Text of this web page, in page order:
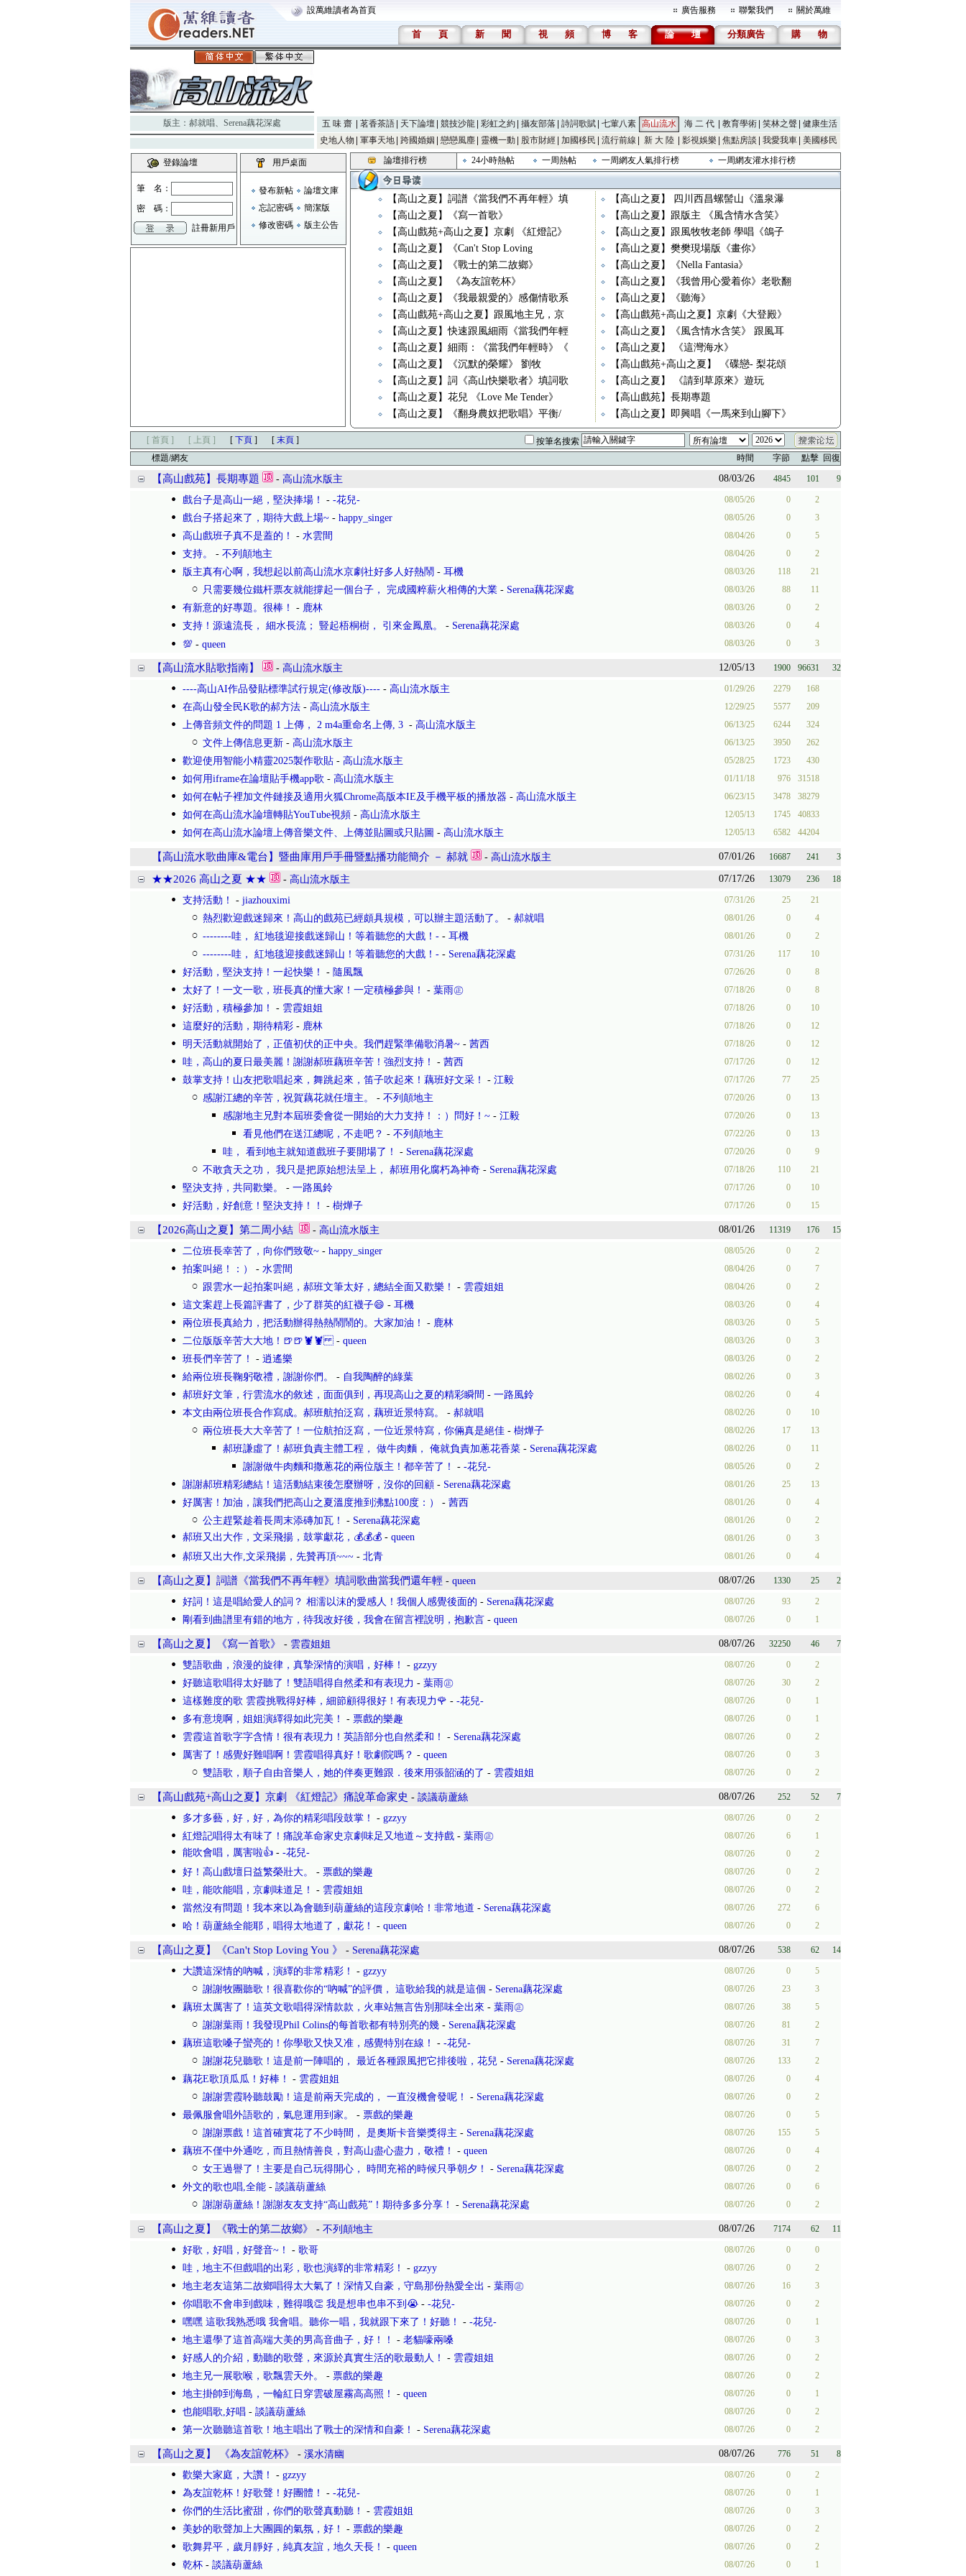
設萬維讀者為首頁 廣告服務 聯繫我們 關於萬維
首 頁 新 聞 視 頻 博 客 論 壇 分類廣告 購 物
版主： 郝就唱、 Serena藕花深處 五 味 齋 茗香茶語 天下論壇 競技沙龍 彩虹之約 攝友部落 詩詞歌賦 七葷八素 高山流水 海 二 代 教育學術 笑林之聲 健康生活
史地人物
軍事天地 跨國婚姻 戀戀風塵 靈機一動 股市財經 加國移民 流行前線 新 大 陸 影視娛樂 焦點房談 我愛我車 美國移民
登錄論壇
筆 名：
密 碼：
註冊新用戶
用戶桌面
發布新帖
論壇文庫
忘記密碼
簡潔版
修改密碼
版主公告
論壇排行榜 24小時熱帖 一周熱帖 一周網友人氣排行榜 一周網友灌水排行榜
【高山之夏】詞譜《當我們不再年輕》填
【高山之夏】 四川西昌螺髻山《溫泉瀑
【高山之夏】《寫一首歌》
【高山之夏】跟版主 《風含情水含笑》
【高山戲苑+高山之夏】京劇 《紅燈記》
【高山之夏】跟風牧牧老師 學唱《鴿子
【高山之夏】《Can't Stop Loving
【高山之夏】樊樊現場版《畫你》
【高山之夏】《戰士的第二故鄉》
【高山之夏】《Nella Fantasia》
【高山之夏】 《為友誼乾杯》
【高山之夏】《我曾用心愛着你》老歌翻
【高山之夏】《我最親愛的》感傷情歌系
【高山之夏】《聽海》
【高山戲苑+高山之夏】跟風地主兄，京
【高山戲苑+高山之夏】京劇《大登殿》
【高山之夏】快速跟風細雨《當我們年輕
【高山之夏】《風含情水含笑》 跟風耳
【高山之夏】細雨：《當我們年輕時》《
【高山之夏】 《這灣海水》
【高山之夏】《沉默的榮耀》 劉牧
【高山戲苑+高山之夏】 《碟戀- 梨花頌
【高山之夏】詞《高山快樂歌者》填詞歌
【高山之夏】 《請到草原來》遊玩
【高山之夏】花兒 《Love Me Tender》
【高山戲苑】長期專題
【高山之夏】《翻身農奴把歌唱》平衡/
【高山之夏】即興唱《一馬來到山腳下》
[ 首頁 ] [ 上頁 ] [ 下頁 ] [ 末頁 ]
按筆名搜索
標題/網友
時間 字節 點擊 回復
【高山戲苑】長期專題 - 高山流水版主 08/03/26 4845 101 9
戲台子是高山一絕，堅決捧場！ - -花兒- 08/05/26 0 2
戲台子搭起來了，期待大戲上場~ - happy_singer 08/05/26 0 3
高山戲班子真不是蓋的！ - 水雲間 08/04/26 0 5
支持。 - 不列顛地主 08/04/26 0 2
版主真有心啊，我想起以前高山流水京劇社好多人好熱鬧 - 耳機 08/03/26 118 21
只需要幾位鐵杆票友就能撐起一個台子， 完成國粹薪火相傳的大業 - Serena藕花深處 08/03/26 88 11
有新意的好專題。很棒！ - 鹿林 08/03/26 0 2
支持！源遠流長， 細水長流； 豎起梧桐樹， 引來金鳳凰。 - Serena藕花深處 08/03/26 0 4
💯 - queen 08/03/26 0 3
【高山流水貼歌指南】 - 高山流水版主 12/05/13 1900 96631 32
----高山AI作品發貼標準試行規定(修改版)---- - 高山流水版主 01/29/26 2279 168
在高山發全民K歌的郝方法 - 高山流水版主 12/29/25 5577 209
上傳音頻文件的問題 1 上傳， 2 m4a重命名上傳, 3 - 高山流水版主 06/13/25 6244 324
文件上傳信息更新 - 高山流水版主 06/13/25 3950 262
歡迎使用智能小精靈2025製作歌貼 - 高山流水版主 05/28/25 1723 430
如何用iframe在論壇貼手機app歌 - 高山流水版主 01/11/18 976 31518
如何在帖子裡加文件鏈接及適用火狐Chrome高版本IE及手機平板的播放器 - 高山流水版主 06/23/15 3478 38279
如何在高山流水論壇轉貼YouTube視頻 - 高山流水版主 12/05/13 1745 40833
如何在高山流水論壇上傳音樂文件、上傳並貼圖或只貼圖 - 高山流水版主 12/05/13 6582 44204
【高山流水歌曲庫&電台】暨曲庫用戶手冊暨點播功能簡介 － 郝就 - 高山流水版主 07/01/26 16687 241 3
★★2026 高山之夏 ★★ - 高山流水版主 07/17/26 13079 236 18
支持活動！ - jiazhouximi 07/31/26 25 21
熱烈歡迎戲迷歸來！高山的戲苑已經頗具規模，可以辦主題活動了。 - 郝就唱 08/01/26 0 4
--------哇， 紅地毯迎接戲迷歸山！等着聽您的大戲！- - 耳機 08/01/26 0 2
--------哇， 紅地毯迎接戲迷歸山！等着聽您的大戲！- - Serena藕花深處 07/31/26 117 10
好活動，堅決支持！一起快樂！ - 隨風飄 07/26/26 0 8
太好了！一文一歌，班長真的懂大家！一定積極參與！ - 葉雨㊣ 07/18/26 0 8
好活動，積極參加！ - 雲霞姐姐 07/18/26 0 10
這麼好的活動，期待精彩 - 鹿林 07/18/26 0 12
明天活動就開始了，正值初伏的正中央。我們趕緊準備歌消暑~ - 茜西 07/18/26 0 12
哇，高山的夏日最美麗！謝謝郝班藕班辛苦！強烈支持！ - 茜西 07/17/26 0 12
鼓掌支持！山友把歌唱起來，舞跳起來，笛子吹起來！藕班好文采！ - 江毅 07/17/26 77 25
感謝江總的辛苦，祝賀藕花就任壇主。 - 不列顛地主 07/20/26 0 13
感謝地主兄對本屆班委會從一開始的大力支持！：）問好！~ - 江毅 07/20/26 0 13
看見他們在送江總呢，不走吧？ - 不列顛地主 07/22/26 0 13
哇， 看到地主就知道戲班子要開場了！ - Serena藕花深處 07/20/26 0 9
不敢貪天之功， 我只是把原始想法呈上， 郝班用化腐朽為神奇 - Serena藕花深處 07/18/26 110 21
堅決支持，共同歡樂。 - 一路風鈴 07/17/26 0 10
好活動，好創意！堅決支持！！ - 樹燁子 07/17/26 0 15
【2026高山之夏】第二周小結 - 高山流水版主 08/01/26 11319 176 15
二位班長幸苦了，向你們致敬~ - happy_singer 08/05/26 0 2
拍案叫絕！：） - 水雲間 08/04/26 0 7
跟雲水一起拍案叫絕，郝班文筆太好，總結全面又歡樂！ - 雲霞姐姐 08/04/26 0 2
這文案趕上長篇評書了，少了群英的紅襪子😄 - 耳機 08/03/26 0 4
兩位班長真給力，把活動辦得熱熱鬧鬧的。大家加油！ - 鹿林 08/03/26 0 5
二位版版辛苦大大地！🍺🍺🦞🦞 - queen 08/03/26 0 3
班長們辛苦了！ - 逍遙樂 08/03/26 0 2
給兩位班長鞠躬敬禮，謝謝你們。 - 自我陶醉的綠葉 08/02/26 0 3
郝班好文筆，行雲流水的敘述，面面俱到，再現高山之夏的精彩瞬間 - 一路風鈴 08/02/26 0 4
本文由兩位班長合作寫成。郝班航拍泛寫，藕班近景特寫。 - 郝就唱 08/02/26 0 10
兩位班長大大辛苦了！一位航拍泛寫，一位近景特寫，你倆真是絕佳 - 樹燁子 08/02/26 17 13
郝班謙虛了！郝班負責主體工程， 做牛肉麵， 俺就負責加蔥花香菜 - Serena藕花深處 08/02/26 0 11
謝謝做牛肉麵和撒蔥花的兩位版主！都辛苦了！ - -花兒- 08/05/26 0 2
謝謝郝班精彩總結！這活動結束後怎麼辦呀，沒你的回顧 - Serena藕花深處 08/01/26 25 13
好厲害！加油，讓我們把高山之夏溫度推到沸點100度：） - 茜西 08/01/26 0 4
公主趕緊趁着長周末添磚加瓦！ - Serena藕花深處 08/01/26 0 2
郝班又出大作，文采飛揚，鼓掌獻花，💰💰💰 - queen 08/01/26 0 3
郝班又出大作,文采飛揚，先贊再頂~~~ - 北青 08/01/26 0 4
【高山之夏】詞譜《當我們不再年輕》填詞歌曲當我們還年輕 - queen 08/07/26 1330 25 2
好詞！這是唱給愛人的詞？ 相濡以沫的愛感人！我個人感覺後面的 - Serena藕花深處 08/07/26 93 2
剛看到曲譜里有錯的地方，待我改好後，我會在留言裡說明，抱歉言 - queen 08/07/26 0 1
【高山之夏】《寫一首歌》 - 雲霞姐姐 08/07/26 32250 46 7
雙語歌曲，浪漫的旋律，真摯深情的演唱，好棒！ - gzzyy 08/07/26 0 2
好聽這歌唱得太好聽了！雙語唱得自然柔和有表現力 - 葉雨㊣ 08/07/26 30 2
這樣難度的歌 雲霞挑戰得好棒，細節顧得很好！有表現力🌹 - -花兒- 08/07/26 0 1
多有意境啊，姐姐演繹得如此完美！ - 票戲的樂趣 08/07/26 0 1
雲霞這首歌字字含情！很有表現力！英語部分也自然柔和！ - Serena藕花深處 08/07/26 0 2
厲害了！感覺好難唱啊！雲霞唱得真好！歌劇院嗎？ - queen 08/07/26 0 3
雙語歌，順子自由音樂人，她的伴奏更難跟．後來用張韶涵的了 - 雲霞姐姐 08/07/26 0 2
【高山戲苑+高山之夏】京劇 《紅燈記》痛說革命家史 - 談議葫蘆絲 08/07/26 252 52 7
多才多藝，好，好，為你的精彩唱段鼓掌！ - gzzyy 08/07/26 0 2
紅燈記唱得太有味了！痛說革命家史京劇味足又地道～支持戲 - 葉雨㊣ 08/07/26 6 1
能吹會唱，厲害啦👍 - -花兒- 08/07/26 0 2
好！高山戲壇日益繁榮壯大。 - 票戲的樂趣 08/07/26 0 2
哇，能吹能唱，京劇味道足！ - 雲霞姐姐 08/07/26 0 2
當然沒有問題！我本來以為會聽到葫蘆絲的這段京劇哈！非常地道 - Serena藕花深處 08/07/26 272 6
哈！葫蘆絲全能耶，唱得太地道了，獻花！ - queen 08/07/26 0 2
【高山之夏】《Can't Stop Loving You 》 - Serena藕花深處 08/07/26 538 62 14
大讚這深情的吶喊，演繹的非常精彩！ - gzzyy 08/07/26 0 5
謝謝牧團聽歌！很喜歡你的“吶喊”的評價， 這歌給我的就是這個 - Serena藕花深處 08/07/26 23 3
藕班太厲害了！這英文歌唱得深情款款，火車站無言告別那味全出來 - 葉雨㊣ 08/07/26 38 5
謝謝葉雨！我發現Phil Colins的每首歌都有特別亮的幾 - Serena藕花深處 08/07/26 81 2
藕班這歌嗓子蠻亮的！你學歌又快又准，感覺特別在線！ - -花兒- 08/07/26 31 7
謝謝花兒聽歌！這是前一陣唱的， 最近各種跟風把它排後啦，花兒 - Serena藕花深處 08/07/26 133 2
藕花E歌頂瓜瓜！好棒！ - 雲霞姐姐 08/07/26 0 4
謝謝雲霞聆聽鼓勵！這是前兩天完成的， 一直沒機會發呢！ - Serena藕花深處 08/07/26 0 2
最佩服會唱外語歌的，氣息運用到家。 - 票戲的樂趣 08/07/26 0 5
謝謝票戲！這首確實花了不少時間， 是奧斯卡音樂獎得主 - Serena藕花深處 08/07/26 155 5
藕班不僅中外通吃，而且熱情善良，對高山盡心盡力，敬禮！ - queen 08/07/26 0 4
女王過譽了！主要是自己玩得開心， 時間充裕的時候只爭朝夕！ - Serena藕花深處 08/07/26 0 2
外文的歌也唱,全能 - 談議葫蘆絲 08/07/26 0 6
謝謝葫蘆絲！謝謝友友支持“高山戲苑”！期待多多分享！ - Serena藕花深處 08/07/26 0 2
【高山之夏】《戰士的第二故鄉》 - 不列顛地主 08/07/26 7174 62 11
好歌，好唱，好聲音~！ - 歌哥 08/07/26 0 0
哇，地主不但戲唱的出彩，歌也演繹的非常精彩！ - gzzyy 08/07/26 0 2
地主老友這第二故鄉唱得太大氣了！深情又自豪，守島那份熱愛全出 - 葉雨㊣ 08/07/26 16 3
你唱歌不會串到戲味，難得哦👏 我是想串也串不到😭 - -花兒- 08/07/26 0 2
嘿嘿 這歌我熟悉哦 我會唱。聽你一唱，我就跟下來了！好聽！ - -花兒- 08/07/26 0 1
地主還學了這首高端大美的男高音曲子，好！！ - 老貓嚎兩嗓 08/07/26 0 3
好感人的介紹，動聽的歌聲，來源於真實生活的歌最動人！ - 雲霞姐姐 08/07/26 0 2
地主兄一展歌喉，歌飄雲天外。 - 票戲的樂趣 08/07/26 0 2
地主掛帥到海島，一輪紅日穿雲破屋霧高高照！ - queen 08/07/26 0 1
也能唱歌,好唱 - 談議葫蘆絲 08/07/26 0 2
第一次聽聽這首歌！地主唱出了戰士的深情和自豪！ - Serena藕花深處 08/07/26 0 2
【高山之夏】 《為友誼乾杯》 - 溪水清幽 08/07/26 776 51 8
歡樂大家庭，大讚！ - gzzyy 08/07/26 0 2
為友誼乾杯！好歌聲！好團體！ - -花兒- 08/07/26 0 1
你們的生活比蜜甜，你們的歌聲真動聽！ - 雲霞姐姐 08/07/26 0 3
美妙的歌聲加上大團圓的氣氛，好！ - 票戲的樂趣 08/07/26 0 2
歌舞昇平，歲月靜好，純真友誼，地久天長！ - queen 08/07/26 0 2
乾杯 - 談議葫蘆絲 08/07/26 0 1